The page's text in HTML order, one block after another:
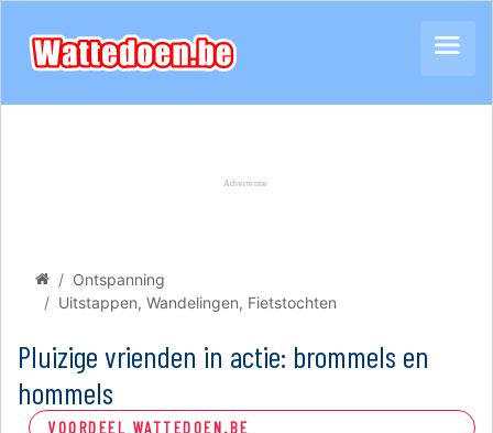
Ontspanning
Uitstappen, Wandelingen, Fietstochten
Pluizige vrienden in actie: brommels en
hommels
VOORDEEL WATTEDOEN.BE